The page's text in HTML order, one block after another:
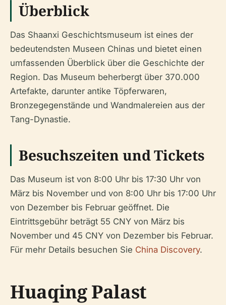
Überblick
Das Shaanxi Geschichtsmuseum ist eines der
bedeutendsten Museen Chinas und bietet einen
umfassenden Überblick über die Geschichte der
Region. Das Museum beherbergt über 370.000
Artefakte, darunter antike Töpferwaren,
Bronzegegenstände und Wandmalereien aus der
Tang-Dynastie.
Besuchszeiten und Tickets
Das Museum ist von 8:00 Uhr bis 17:30 Uhr von
März bis November und von 8:00 Uhr bis 17:00 Uhr
von Dezember bis Februar geöffnet. Die
Eintrittsgebühr beträgt 55 CNY von März bis
November und 45 CNY von Dezember bis Februar.
Für mehr Details besuchen Sie China Discovery.
Huaqing Palast